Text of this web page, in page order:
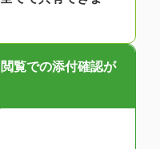
覧での添付確認が